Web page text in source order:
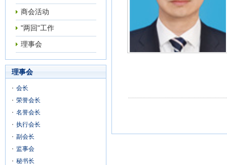
商会活动
"两回"工作
理事会
理事会
会长
荣誉会长
名誉会长
执行会长
副会长
监事会
秘书长